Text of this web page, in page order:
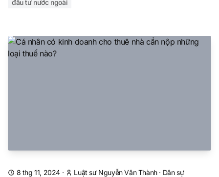
đầu tư nước ngoài
8 thg 11, 2024 · Luật sư Nguyễn Văn Thành· Dân sự